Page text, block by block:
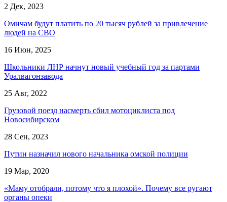
2 Дек, 2023
Омичам будут платить по 20 тысяч рублей за привлечение
людей на СВО
16 Июн, 2025
Школьники ЛНР начнут новый учебный год за партами
Уралвагонзавода
25 Авг, 2022
Грузовой поезд насмерть сбил мотоциклиста под
Новосибирском
28 Сен, 2023
Путин назначил нового начальника омской полиции
19 Мар, 2020
«Маму отобрали, потому что я плохой». Почему все ругают
органы опеки